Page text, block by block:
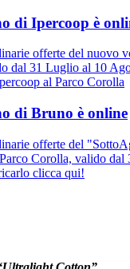
di Ipercoop è
offerte del nuovo
dal 31 Luglio al 10
al Parco Corolla
di Bruno è online
offerte del
Corolla, valido dal
clicca qui!